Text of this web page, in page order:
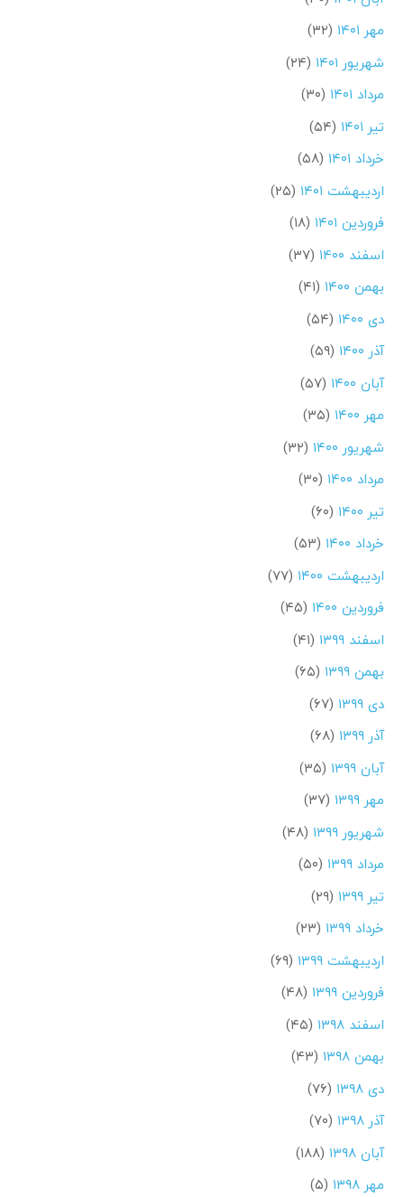
مهر ۱۴۰۱
(۳۲)
شهریور ۱۴۰۱
(۲۴)
مرداد ۱۴۰۱
(۳۰)
تیر ۱۴۰۱
(۵۴)
خرداد ۱۴۰۱
(۵۸)
اردیبهشت ۱۴۰۱
(۲۵)
فروردین ۱۴۰۱
(۱۸)
اسفند ۱۴۰۰
(۳۷)
بهمن ۱۴۰۰
(۴۱)
دی ۱۴۰۰
(۵۴)
آذر ۱۴۰۰
(۵۹)
آبان ۱۴۰۰
(۵۷)
مهر ۱۴۰۰
(۳۵)
شهریور ۱۴۰۰
(۳۲)
مرداد ۱۴۰۰
(۳۰)
تیر ۱۴۰۰
(۶۰)
خرداد ۱۴۰۰
(۵۳)
اردیبهشت ۱۴۰۰
(۷۷)
فروردین ۱۴۰۰
(۴۵)
اسفند ۱۳۹۹
(۴۱)
بهمن ۱۳۹۹
(۶۵)
دی ۱۳۹۹
(۶۷)
آذر ۱۳۹۹
(۶۸)
آبان ۱۳۹۹
(۳۵)
مهر ۱۳۹۹
(۳۷)
شهریور ۱۳۹۹
(۴۸)
مرداد ۱۳۹۹
(۵۰)
تیر ۱۳۹۹
(۲۹)
خرداد ۱۳۹۹
(۲۳)
اردیبهشت ۱۳۹۹
(۶۹)
فروردین ۱۳۹۹
(۴۸)
اسفند ۱۳۹۸
(۴۵)
بهمن ۱۳۹۸
(۴۳)
دی ۱۳۹۸
(۷۶)
آذر ۱۳۹۸
(۷۰)
آبان ۱۳۹۸
(۱۸۸)
مهر ۱۳۹۸
(۵)